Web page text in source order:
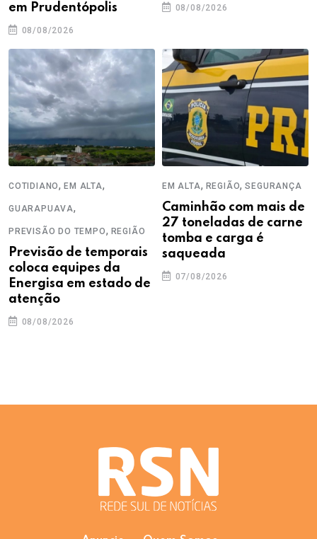
em Prudentópolis
08/08/2026
08/08/2026
COTIDIANO,EM ALTA,
GUARAPUAVA,
PREVISÃO DO TEMPO, REGIÃO
Previsão de temporais
coloca equipes da
Energisa em estado de
atenção
08/08/2026
EM ALTA, REGIÃO,SEGURANÇA
Caminhão com mais de
27 toneladas de carne
tomba e carga é
saqueada
07/08/2026